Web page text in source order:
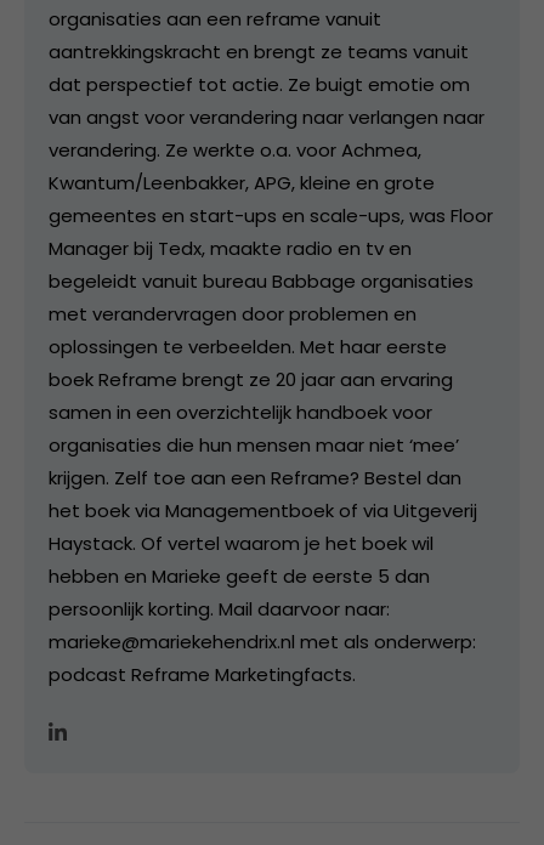
organisaties aan een reframe vanuit
aantrekkingskracht en brengt ze teams vanuit
dat perspectief tot actie. Ze buigt emotie om
van angst voor verandering naar verlangen naar
verandering. Ze werkte o.a. voor Achmea,
Kwantum/Leenbakker, APG, kleine en grote
gemeentes en start-ups en scale-ups, was Floor
Manager bij Tedx, maakte radio en tv en
begeleidt vanuit bureau Babbage organisaties
met verandervragen door problemen en
oplossingen te verbeelden. Met haar eerste
boek Reframe brengt ze 20 jaar aan ervaring
samen in een overzichtelijk handboek voor
organisaties die hun mensen maar niet ‘mee’
krijgen. Zelf toe aan een Reframe? Bestel dan
het boek via Managementboek of via Uitgeverij
Haystack. Of vertel waarom je het boek wil
hebben en Marieke geeft de eerste 5 dan
persoonlijk korting. Mail daarvoor naar:
marieke@mariekehendrix.nl met als onderwerp:
podcast Reframe Marketingfacts.